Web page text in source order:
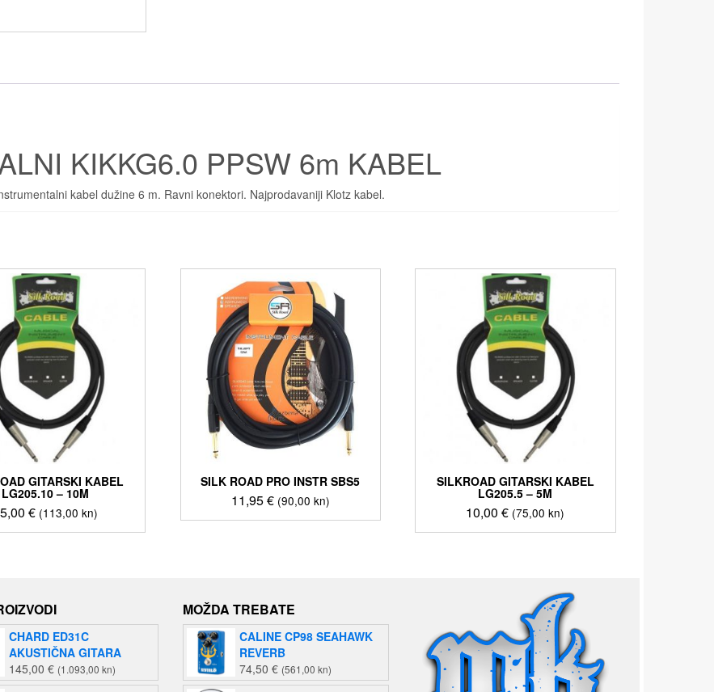
KIKKG6.0 PPSW 6m KABEL
kabel dužine 6 m. Ravni konektori. Najprodavaniji Klotz kabel.
GITARSKI KABEL
LG205.10 – 10M
€ (113,00 kn)
SILK ROAD PRO INSTR SBS5
11,95€ (90,00 kn)
SILKROAD GITARSKI KABEL
LG205.5 – 5M
10,00€ (75,00 kn)
CHARD ED31C
AKUSTIČNA GITARA
145,00 € (1.093,00 kn)
MOŽDA TREBATE
CALINE CP98 SEAHAWK
REVERB
74,50 € (561,00 kn)